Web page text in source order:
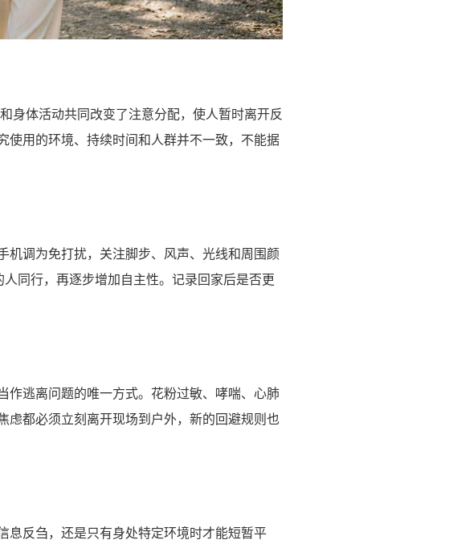
身体活动共同改变了注意分配，使人暂时离开反
使用的环境、持续时间和人群并不一致，不能据
机调为免打扰，关注脚步、风声、光线和周围颜
同行，再逐步增加自主性。记录回家后是否更
作逃离问题的唯一方式。花粉过敏、哮喘、心肺
虑都必须立刻离开现场到户外，新的回避规则也
息反刍，还是只有身处特定环境时才能短暂平